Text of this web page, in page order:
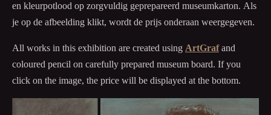
en kleurpotlood op zorgvuldig geprepareerd museumkarton. Als
je op de afbeelding klikt, wordt de prijs onderaan weergegeven.
All works in this exhibition are created using ArtGrafand
coloured pencil on carefully prepared museum board. If you
click on the image, the price will be displayed at the bottom.